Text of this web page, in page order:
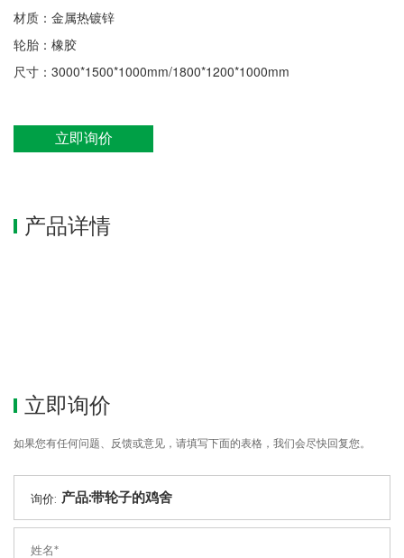
材质：金属热镀锌
轮胎：橡胶
尺寸：3000*1500*1000mm/1800*1200*1000mm
立即询价
产品详情
立即询价
如果您有任何问题、反馈或意见，请填写下面的表格，我们会尽快回复您。
询价: